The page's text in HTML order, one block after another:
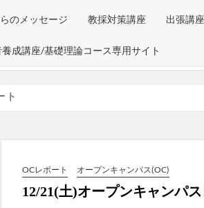
のメッセージ 教採対策講座 出張講座
成講座/基礎理論コース専用サイト
ト
パックスの工場見学を実施しました！
！
OCレポート オープンキャンパス(OC)
12/21(土)オープンキャンパ